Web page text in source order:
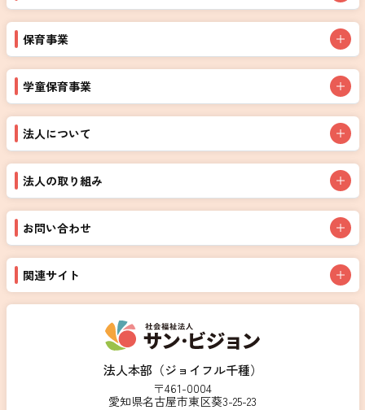
法人本部（ジョイフル千種）
〒461-0004
愛知県名古屋市東区葵3-25-23
保育事業
学童保育事業
法人について
法人の取り組み
お問い合わせ
関連サイト